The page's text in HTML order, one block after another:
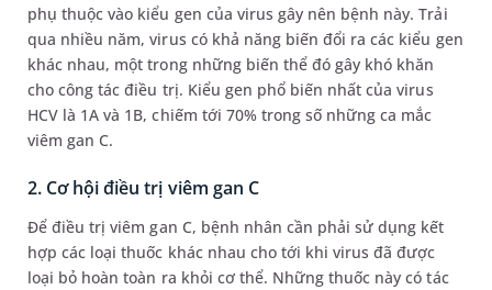
phụ thuộc vào kiểu gen của virus gây nên bệnh này. Trải
qua nhiều năm, virus có khả năng biến đổi ra các kiểu gen
khác nhau, một trong những biến thể đó gây khó khăn
cho công tác điều trị. Kiểu gen phổ biến nhất của virus
HCV là 1A và 1B, chiếm tới 70% trong số những ca mắc
viêm gan C.
2. Cơ hội điều trị viêm gan C
Để điều trị viêm gan C, bệnh nhân cần phải sử dụng kết
hợp các loại thuốc khác nhau cho tới khi virus đã được
loại bỏ hoàn toàn ra khỏi cơ thể. Những thuốc này có tác